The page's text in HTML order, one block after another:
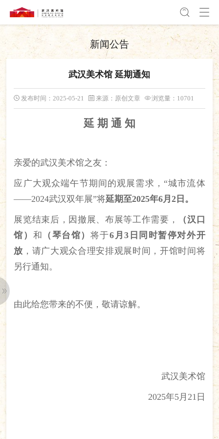
新闻公告
武汉美术馆 延期通知
发布时间：2025-05-21 来源：原创文章 浏览量：10701
延 期 通 知
亲爱的武汉美术馆之友：
应广大观众端午节期间的观展需求，“城市流体
——2024武汉双年展”将延期至2025年6月2日。
展览结束后，因撤展、布展等工作需要，
（汉口
馆） 和 （琴台馆） 将于6月3日同时暂停对外开
放 ，请广大观众合理安排观展时间，开馆时间将
另行通知。
由此给您带来的不便，敬请谅解。
武汉美术馆
2025年5月21日